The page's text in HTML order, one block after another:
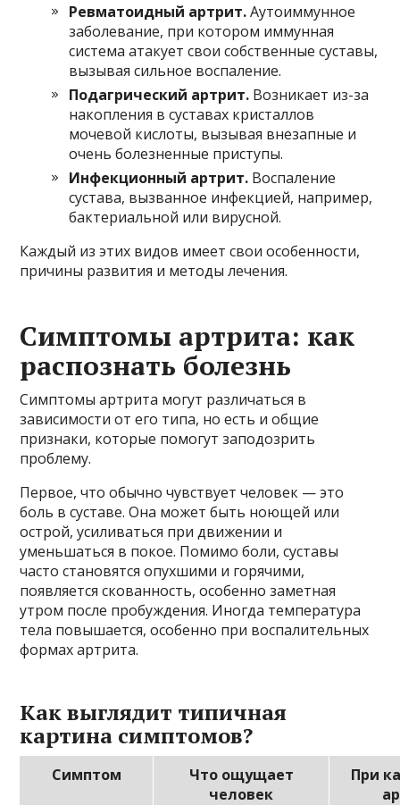
Ревматоидный артрит.Аутоиммунное
заболевание, при котором иммунная
система атакует свои собственные суставы,
вызывая сильное воспаление.
Подагрический артрит. Возникает из-за
накопления в суставах кристаллов
мочевой кислоты, вызывая внезапные и
очень болезненные приступы.
Инфекционный артрит. Воспаление
сустава, вызванное инфекцией, например,
бактериальной или вирусной.
Каждый из этих видов имеет свои особенности,
причины развития и методы лечения.
Симптомы артрита: как
распознать болезнь
Симптомы артрита могут различаться в
зависимости от его типа, но есть и общие
признаки, которые помогут заподозрить
проблему.
Первое, что обычно чувствует человек — это
боль в суставе. Она может быть ноющей или
острой, усиливаться при движении и
уменьшаться в покое. Помимо боли, суставы
часто становятся опухшими и горячими,
появляется скованность, особенно заметная
утром после пробуждения. Иногда температура
тела повышается, особенно при воспалительных
формах артрита.
Как выглядит типичная
картина симптомов?
Симптом
Что ощущает
человек
При